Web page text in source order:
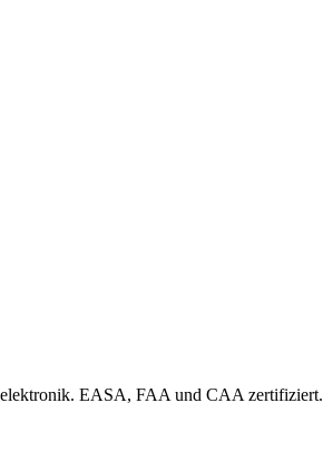
EASA, FAA und CAA zertifiziert.